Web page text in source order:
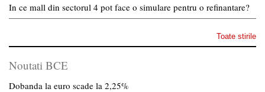
In ce mall din sectorul 4 pot face o simulare pentru o refinantare?
Toate stirile
Noutati BCE
Dobanda la euro scade la 2,25%